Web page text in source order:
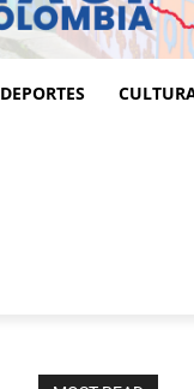
DEPORTES